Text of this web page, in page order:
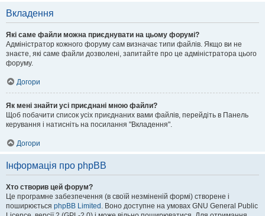
Вкладення
Які саме файли можна приєднувати на цьому форумі?
Адміністратор кожного форуму сам визначає типи файлів. Якщо ви не
знаєте, які саме файли дозволені, запитайте про це адміністратора цього
форуму.
Догори
Як мені знайти усі приєднані мною файли?
Щоб побачити список усіх приєднаних вами файлів, перейдіть в Панель
керування і натисніть на посилання "Вкладення".
Догори
Інформація про phpBB
Хто створив цей форум?
Це програмне забезпечення (в своїй незміненій формі) створене і
поширюється phpBB Limited . Воно доступне на умовах GNU General Public